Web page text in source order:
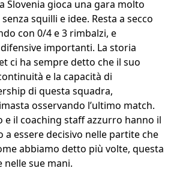
Slovenia gioca una gara molto
squilli e idee. Resta a secco
con 0/4 e 3 rimbalzi, e
importanti. La storia
ci ha sempre detto che il suo
e la capacità di
di questa squadra,
osservando l’ultimo match.
e il coaching staff azzurro hanno il
essere decisivo nelle partite che
abbiamo detto più volte, questa
nelle sue mani.